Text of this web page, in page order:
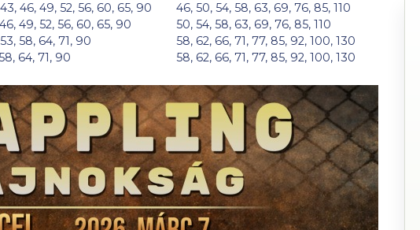
46, 49, 52, 56, 60, 65, 90
46, 50, 54, 58, 63, 69, 76, 85, 110
49, 52, 56, 60, 65, 90
50, 54, 58, 63, 69, 76, 85, 110
58, 64, 71, 90
58, 62, 66, 71, 77, 85, 92, 100, 130
64, 71, 90 58, 62, 66, 71, 77, 85, 92, 100, 130